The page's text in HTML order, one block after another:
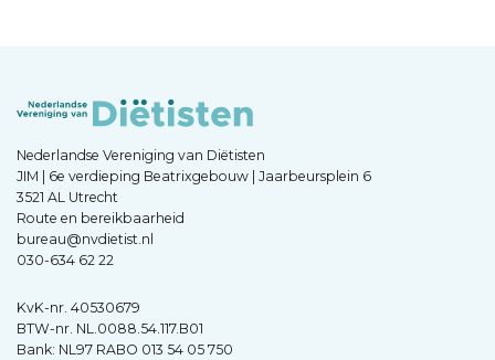
Nederlandse Vereniging van Diëtisten
JIM | 6e verdieping Beatrixgebouw | Jaarbeursplein 6
3521 AL Utrecht
Route en bereikbaarheid
bureau@nvdietist.nl
030-634 62 22
KvK-nr. 40530679
BTW-nr. NL.0088.54.117.B01
Bank: NL97 RABO 013 54 05 750